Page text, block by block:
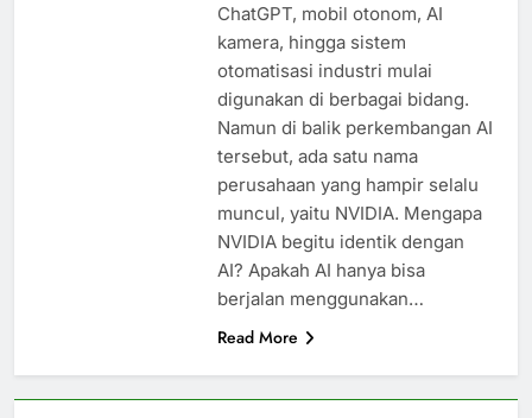
ChatGPT, mobil otonom, AI
kamera, hingga sistem
otomatisasi industri mulai
digunakan di berbagai bidang.
Namun di balik perkembangan AI
tersebut, ada satu nama
perusahaan yang hampir selalu
muncul, yaitu NVIDIA. Mengapa
NVIDIA begitu identik dengan
AI? Apakah AI hanya bisa
berjalan menggunakan…
Read More